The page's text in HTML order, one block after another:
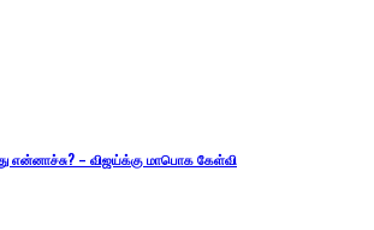
என்னாச்சு? – விஜய்க்கு மாபொக கேள்வி